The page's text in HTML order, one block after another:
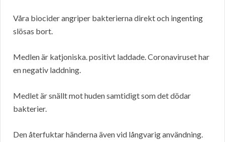
Våra biocider angriper bakterierna direkt och ingenting
slösas bort.
Medlen är katjoniska. positivt laddade. Coronaviruset har
en negativ laddning.
Medlet är snällt mot huden samtidigt som det dödar
bakterier.
Den återfuktar händerna även vid långvarig användning.